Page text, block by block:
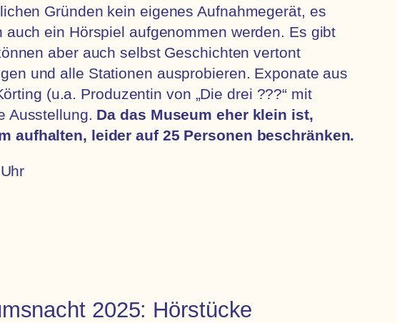
Gründen kein eigenes Aufnahmegerät, es
ein Hörspiel aufgenommen werden. Es gibt
aber auch selbst Geschichten vertont
und alle Stationen ausprobieren. Exponate aus
(u.a. Produzentin von „Die drei ???“ mit
Ausstellung. Da das Museum eher klein ist,
aufhalten, leider auf 25 Personen beschränken.
2025: Hörstücke